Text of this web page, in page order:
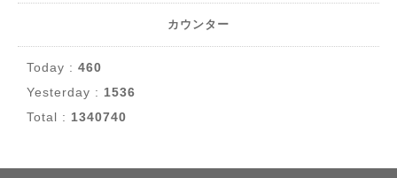
カウンター
Today : 460
Yesterday : 1536
Total : 1340740